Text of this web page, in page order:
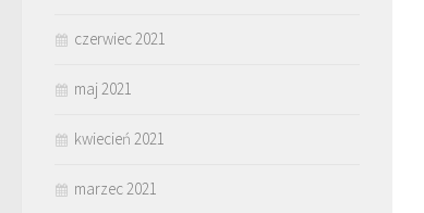
czerwiec 2021
maj 2021
kwiecień 2021
marzec 2021